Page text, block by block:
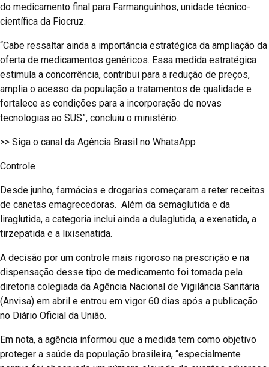
do medicamento final para Farmanguinhos, unidade técnico-
científica da Fiocruz.
“Cabe ressaltar ainda a importância estratégica da ampliação da
oferta de medicamentos genéricos. Essa medida estratégica
estimula a concorrência, contribui para a redução de preços,
amplia o acesso da população a tratamentos de qualidade e
fortalece as condições para a incorporação de novas
tecnologias ao SUS”, concluiu o ministério.
>> Siga o canal da Agência Brasil no WhatsApp
Controle
Desde junho, farmácias e drogarias começaram a reter receitas
de canetas emagrecedoras. Além da semaglutida e da
liraglutida, a categoria inclui ainda a dulaglutida, a exenatida, a
tirzepatida e a lixisenatida.
A decisão por um controle mais rigoroso na prescrição e na
dispensação desse tipo de medicamento foi tomada pela
diretoria colegiada da Agência Nacional de Vigilância Sanitária
(Anvisa) em abril e entrou em vigor 60 dias após a publicação
no Diário Oficial da União.
Em nota, a agência informou que a medida tem como objetivo
proteger a saúde da população brasileira, “especialmente